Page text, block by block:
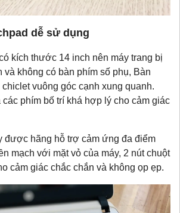
dễ sử dụng
kích thước 14 inch nên máy trang bị
và không có bàn phím số phụ, Bàn
vuông góc cạnh xung quanh.
phím bố trí khá hợp lý cho cảm giác
được hãng hỗ trợ cảm ứng đa điểm
mạch với mặt vỏ của máy, 2 nút chuột
cảm giác chắc chắn và không ọp ẹp.